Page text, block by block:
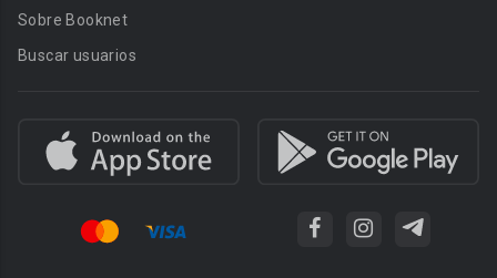
Sobre Booknet
Buscar usuarios